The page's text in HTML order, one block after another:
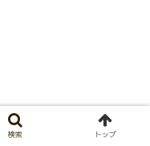
検索 トップ